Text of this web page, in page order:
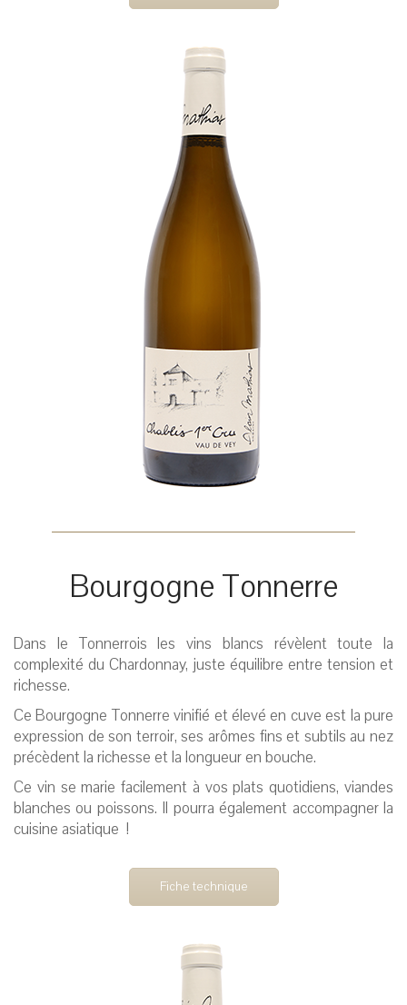
Bourgogne Tonnerre
Dans le Tonnerrois les vins blancs révèlent toute la
complexité du Chardonnay, juste équilibre entre tension et
richesse.
Ce Bourgogne Tonnerre vinifié et élevé en cuve est la pure
expression de son terroir, ses arômes fins et subtils au nez
précèdent la richesse et la longueur en bouche.
Ce vin se marie facilement à vos plats quotidiens, viandes
blanches ou poissons. Il pourra également accompagner la
cuisine asiatique !
Fiche technique